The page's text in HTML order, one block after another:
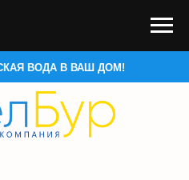
ВОДА В ВАШ ДОМ!